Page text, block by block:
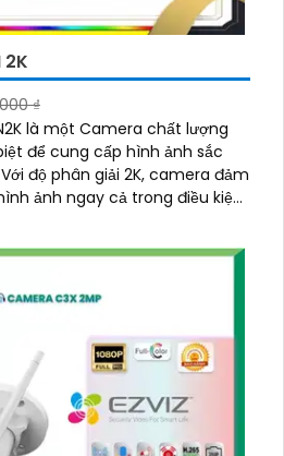
2K
₫
là một Camera chất lượng
để cung cấp hình ảnh sắc
ảnh ngay cả trong điều kiện